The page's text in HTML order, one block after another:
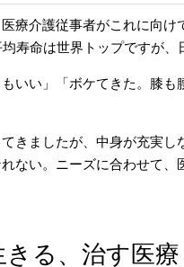
療介護従事者がこれに向
寿命は世界トップですが、
いい」「ボケてきた。膝
きましたが、中身が充実
ない。ニーズに合わせて、
る、治す医